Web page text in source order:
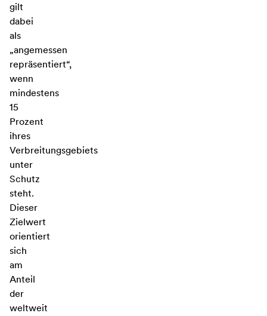
gilt
dabei
als
„angemessen
repräsentiert“,
wenn
mindestens
15
Prozent
ihres
Verbreitungsgebiets
unter
Schutz
steht.
Dieser
Zielwert
orientiert
sich
am
Anteil
der
weltweit